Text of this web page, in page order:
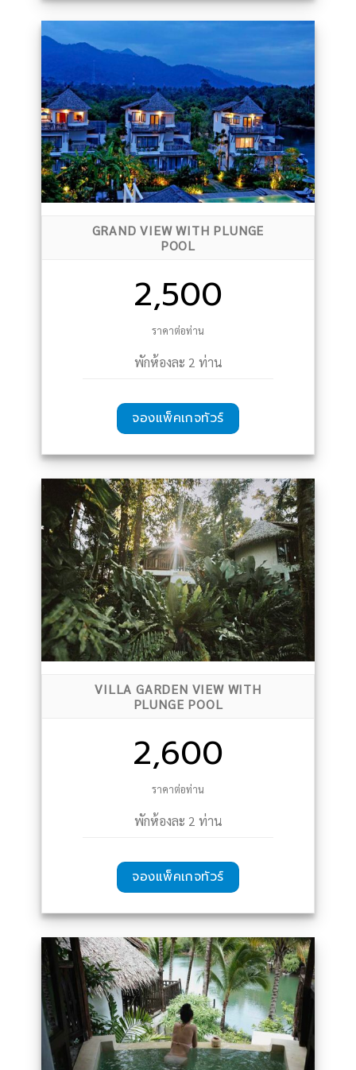
GRAND VIEW WITH PLUNGE
POOL
2,500
ราคาต่อท่าน
พักห้องละ 2 ท่าน
จองแพ็คเกจทัวร์
VILLA GARDEN VIEW WITH
PLUNGE POOL
2,600
ราคาต่อท่าน
พักห้องละ 2 ท่าน
จองแพ็คเกจทัวร์